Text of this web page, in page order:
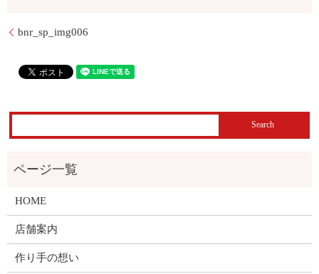
bnr_sp_img006
HOME
店舗案内
作り手の想い